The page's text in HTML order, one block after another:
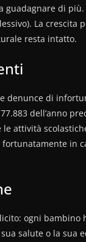
guadagnare di
La crescita
resta intatto.
denunce di
dell’anno
attività
fortunatamente in
ogni
salute o la sua